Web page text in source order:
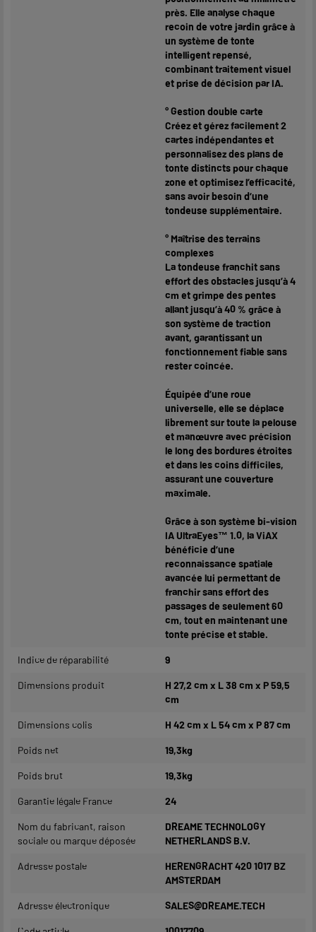
près. Elle analyse chaque
recoin de votre jardin grâce à
un système de tonte
intelligent repensé,
combinant traitement visuel
et prise de décision par IA.
° Gestion double carte
Créez et gérez facilement 2
cartes indépendantes et
personnalisez des plans de
tonte distincts pour chaque
zone et optimisez l’efficacité,
sans avoir besoin d’une
tondeuse supplémentaire.
° Maîtrise des terrains
complexes
La tondeuse franchit sans
effort des obstacles jusqu’à 4
cm et grimpe des pentes
allant jusqu’à 40 % grâce à
son système de traction
avant, garantissant un
fonctionnement fiable sans
rester coincée.
Équipée d’une roue
universelle, elle se déplace
librement sur toute la pelouse
et manœuvre avec précision
le long des bordures étroites
et dans les coins difficiles,
assurant une couverture
maximale.
Grâce à son système bi-vision
IA UltraEyes™ 1.0, la ViAX
bénéficie d’une
reconnaissance spatiale
avancée lui permettant de
franchir sans effort des
passages de seulement 60
cm, tout en maintenant une
tonte précise et stable.
Indice de réparabilité 9
Dimensions produit
H 27,2 cm x L 38 cm x P 59,5
cm
Dimensions colis H 42 cm x L 54 cm x P 87 cm
Poids net 19,3kg
Poids brut 19,3kg
Garantie légale France 24
Nom du fabricant, raison
sociale ou marque déposée
DREAME TECHNOLOGY
NETHERLANDS B.V.
Adresse postale
HERENGRACHT 420 1017 BZ
AMSTERDAM
Adresse électronique SALES@DREAME.TECH